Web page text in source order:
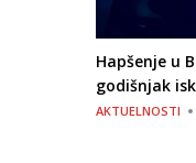
Hapšenje u
godišnjak
AKTUELNOSTI